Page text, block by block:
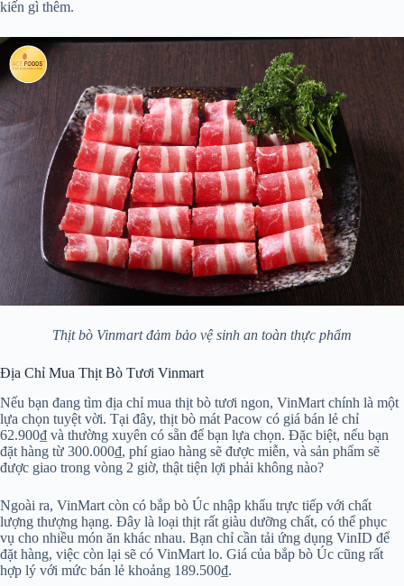
kiến gì thêm.
Thịt bò Vinmart đảm bảo vệ sinh an toàn thực phẩm
Địa Chỉ Mua Thịt Bò Tươi Vinmart
Nếu bạn đang tìm địa chỉ mua thịt bò tươi ngon, VinMart chính là một
lựa chọn tuyệt vời. Tại đây, thịt bò mát Pacow có giá bán lẻ chỉ
62.900₫ và thường xuyên có sẵn để bạn lựa chọn. Đặc biệt, nếu bạn
đặt hàng từ 300.000₫, phí giao hàng sẽ được miễn, và sản phẩm sẽ
được giao trong vòng 2 giờ, thật tiện lợi phải không nào?
Ngoài ra, VinMart còn có bắp bò Úc nhập khẩu trực tiếp với chất
lượng thượng hạng. Đây là loại thịt rất giàu dưỡng chất, có thể phục
vụ cho nhiều món ăn khác nhau. Bạn chỉ cần tải ứng dụng VinID để
đặt hàng, việc còn lại sẽ có VinMart lo. Giá của bắp bò Úc cũng rất
hợp lý với mức bán lẻ khoảng 189.500₫.